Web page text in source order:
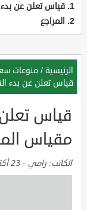
قياس تعلن عن
المراجع
الرئيسية / منوعات
قياس تعلن عن بدء
قياس
مقياس
الكاتب: رامي - 23 أكتوبر, 2023